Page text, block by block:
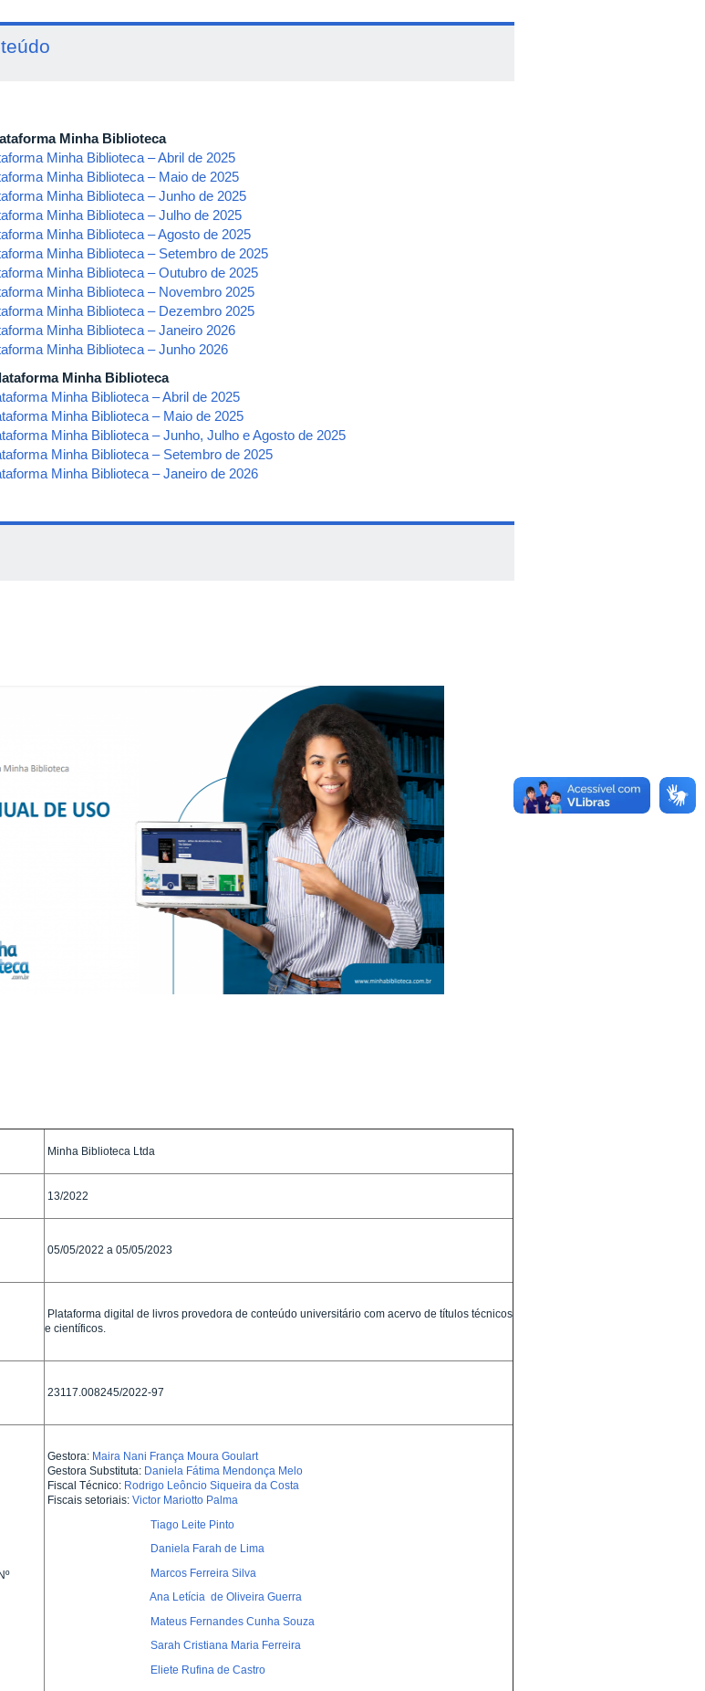
Minha Biblioteca
Minha Biblioteca – Abril de 2025
Minha Biblioteca – Maio de 2025
Minha Biblioteca – Junho de 2025
Minha Biblioteca – Julho de 2025
Minha Biblioteca – Agosto de 2025
Minha Biblioteca – Setembro de 2025
Minha Biblioteca – Outubro de 2025
Minha Biblioteca – Novembro 2025
Minha Biblioteca – Dezembro 2025
Minha Biblioteca – Janeiro 2026
Minha Biblioteca – Junho 2026
Minha Biblioteca
Minha Biblioteca – Abril de 2025
Minha Biblioteca – Maio de 2025
Minha Biblioteca – Junho, Julho e Agosto de 2025
Minha Biblioteca – Setembro de 2025
Minha Biblioteca – Janeiro de 2026
Minha Biblioteca Ltda
13/2022
05/05/2022 a 05/05/2023
Plataforma digital de livros provedora de conteúdo universitário com acervo de títulos técnicos
e científicos.
23117.008245/2022-97
Gestora: Maira Nani França Moura Goulart
Gestora Substituta: Daniela Fátima Mendonça Melo
Fiscal Técnico: Rodrigo Leôncio Siqueira da Costa
Fiscais setoriais:Victor Mariotto Palma
Tiago Leite Pinto
Daniela Farah de Lima
Marcos Ferreira Silva
Ana Letícia de Oliveira Guerra
Mateus Fernandes Cunha Souza
Sarah Cristiana Maria Ferreira
Eliete Rufina de Castro